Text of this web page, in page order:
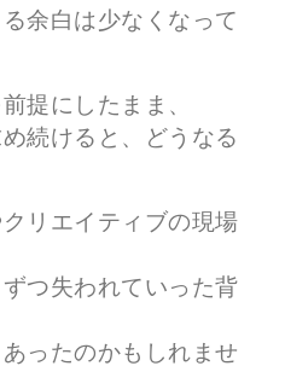
余白は少なくなって
提にしたまま、
続けると、どうなる
リエイティブの現場
つ失われていった背
ったのかもしれませ